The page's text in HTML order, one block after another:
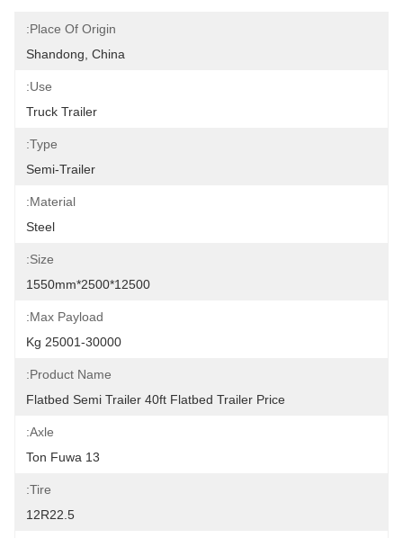
Place Of Origin:
Shandong, China
Use:
Truck Trailer
Type:
Semi-Trailer
Material:
Steel
Size:
12500*2500*1550mm
Max Payload:
25001-30000 Kg
Product Name:
Flatbed Semi Trailer 40ft Flatbed Trailer Price
Axle:
13 Ton Fuwa
Tire:
12R22.5